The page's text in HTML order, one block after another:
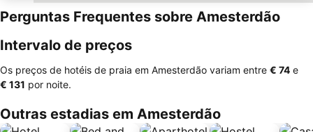
Perguntas Frequentes sobre Amesterdão
Intervalo de preços
Os preços de hotéis de praia em Amesterdão variam entre ‎€ 74 e
‎€ 131 por noite.
Outras estadias em Amesterdão